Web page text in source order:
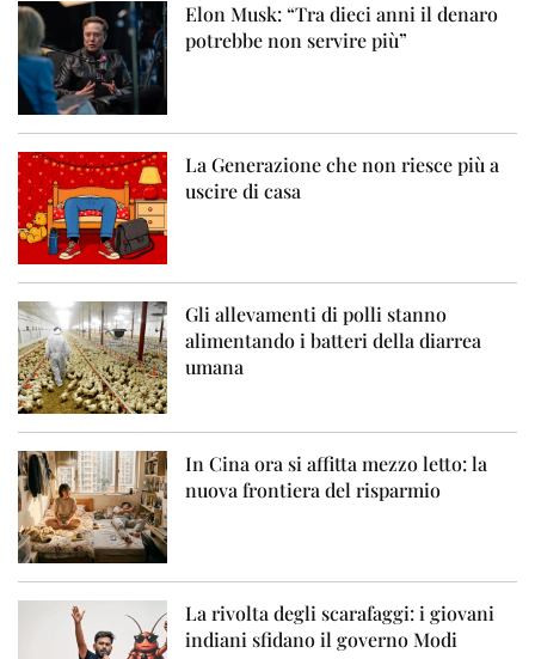
Elon Musk: “Tra dieci anni il denaro
potrebbe non servire più”
La Generazione che non riesce più a
uscire di casa
Gli allevamenti di polli stanno
alimentando i batteri della diarrea
umana
In Cina ora si affitta mezzo letto: la
nuova frontiera del risparmio
La rivolta degli scarafaggi: i giovani
indiani sfidano il governo Modi